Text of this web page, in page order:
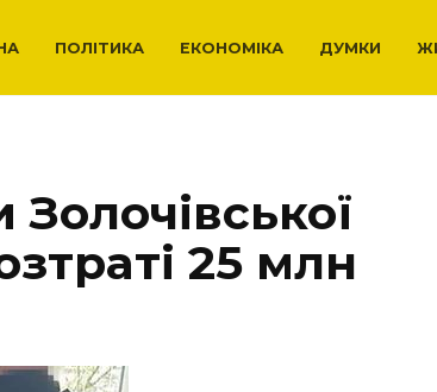
ПОЛІТИКА ЕКОНОМІКА ДУМКИ
25 млн